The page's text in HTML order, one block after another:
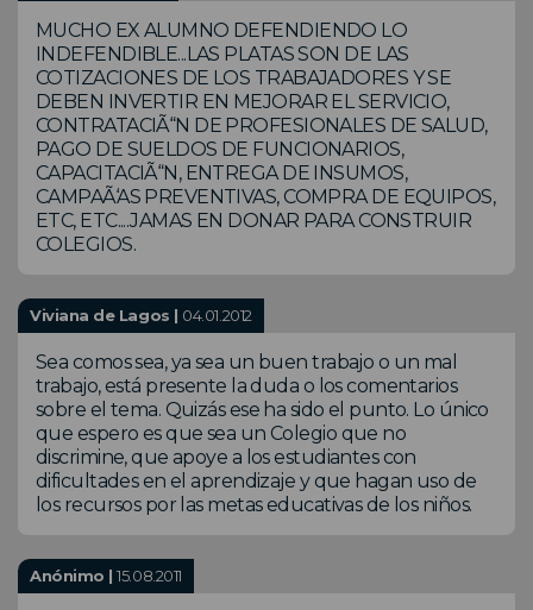
MUCHO EX ALUMNO DEFENDIENDO LO
INDEFENDIBLE...LAS PLATAS SON DE LAS
COTIZACIONES DE LOS TRABAJADORES Y SE
DEBEN INVERTIR EN MEJORAR EL SERVICIO,
CONTRATACIÃ“N DE PROFESIONALES DE SALUD,
PAGO DE SUELDOS DE FUNCIONARIOS,
CAPACITACIÃ“N, ENTREGA DE INSUMOS,
CAMPAÃ‘AS PREVENTIVAS, COMPRA DE EQUIPOS,
ETC, ETC....JAMAS EN DONAR PARA CONSTRUIR
COLEGIOS.
Viviana de Lagos | 04.01.2012
Sea comos sea, ya sea un buen trabajo o un mal
trabajo, está presente la duda o los comentarios
sobre el tema. Quizás ese ha sido el punto. Lo único
que espero es que sea un Colegio que no
discrimine, que apoye a los estudiantes con
dificultades en el aprendizaje y que hagan uso de
los recursos por las metas educativas de los niños.
Anónimo |15.08.2011